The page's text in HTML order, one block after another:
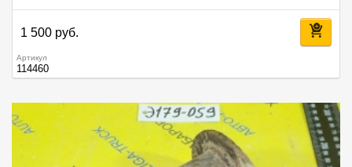
1 500 руб.
Артикул
114460